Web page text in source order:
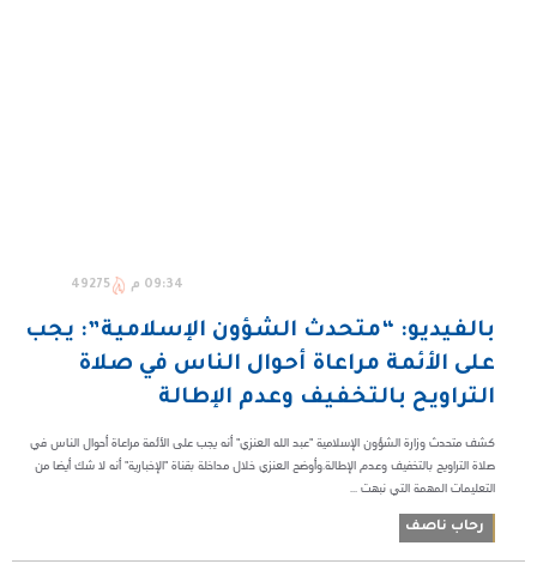
09:34 م 49275
بالفيديو: “متحدث الشؤون الإسلامية”: يجب
على الأئمة مراعاة أحوال الناس في صلاة
التراويح بالتخفيف وعدم الإطالة
كشف متحدث وزارة الشؤون الإسلامية "عبد الله العنزي" أنه يجب على الأئمة مراعاة أحوال الناس في
صلاة التراويح بالتخفيف وعدم الإطالة.وأوضح العنزي خلال مداخلة بقناة "الإخبارية" أنه لا شك أيضا من
التعليمات المهمة التي نبهت ...
رحاب ناصف